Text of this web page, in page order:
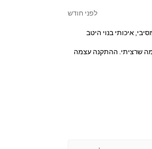
לפני חודש
איכותי בנוי היטב
מה שרציתי. ההתקנה עצמה